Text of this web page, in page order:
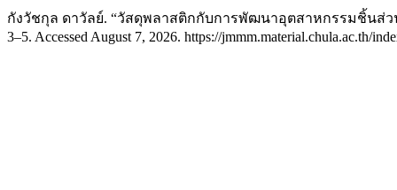
กังวัชกุล ดาวัลย์. “วัสดุพลาสติกกับการพัฒนาอุตสาหกรรมชิ้นส่
3–5. Accessed August 7, 2026. https://jmmm.material.chula.ac.th/